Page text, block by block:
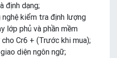
định dạng;
kiểm tra định lượng
lớp phủ và phần mềm
Cr6 + (Trước khi mua);
diện ngôn ngữ;